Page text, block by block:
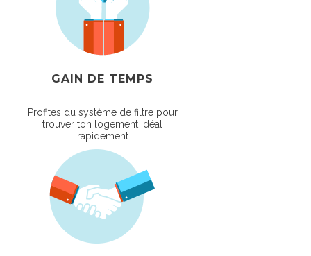
GAIN DE TEMPS
Profites du système de filtre pour
trouver ton logement idéal
rapidement